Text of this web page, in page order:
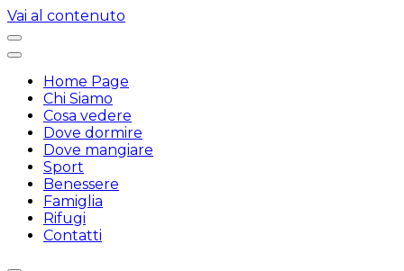
Vai al contenuto
Home Page
Chi Siamo
Cosa vedere
Dove dormire
Dove mangiare
Sport
Benessere
Famiglia
Rifugi
Contatti